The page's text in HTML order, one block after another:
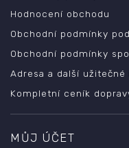
Hodnocení obchodu
Obchodní podmínky
Obchodní podmínky
Adresa a další užitečné
Kompletní ceník
MŮJ ÚČET